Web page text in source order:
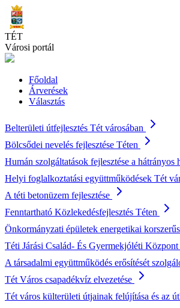
Skip
to
main
content
TÉT
Városi portál
Főoldal
Árverések
Választás
Belterületi útfejlesztés Tét városában
Bölcsődei nevelés fejlesztése Téten
Humán szolgáltatások fejlesztése a hátrányos
Helyi foglalkoztatási együttműködések Tét
A téti betonüzem fejlesztése
Fenntartható Közlekedésfejlesztés Téten
Önkormányzati épületek energetikai
Téti Járási Család- És Gyermekjóléti Központ
A társadalmi együttműködés erősítését
Tét Város csapadékvíz elvezetése
Tét város külterületi útjainak felújítása és az